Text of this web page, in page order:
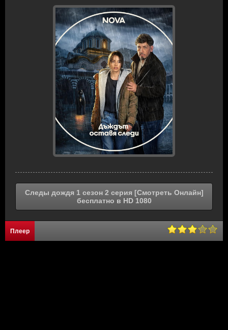
Следы дождя 1 сезон 2 серия [Смотреть Онлайн]
бесплатно в HD 1080
Плеер